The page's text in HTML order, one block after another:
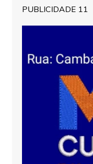
PUBLICIDADE 11